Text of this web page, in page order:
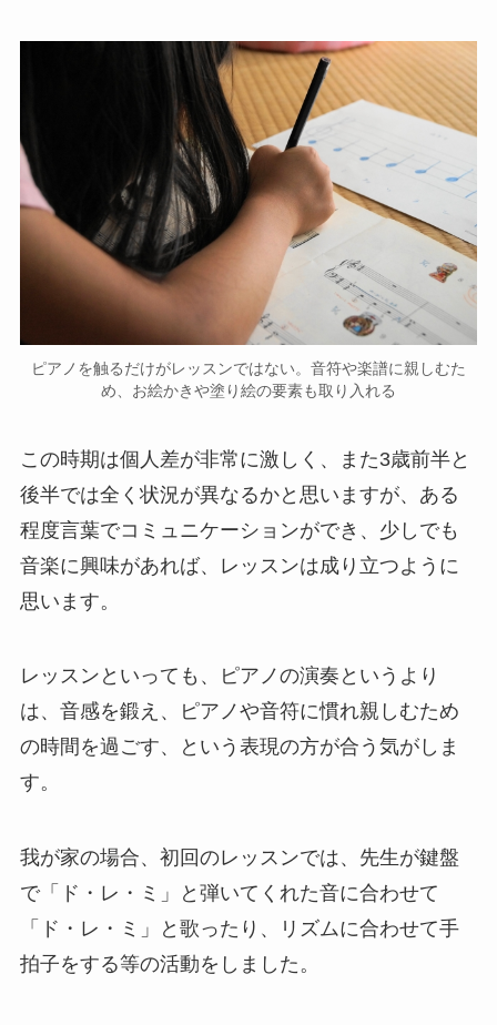
ピアノを触るだけがレッスンではない。音符や楽譜に親しむた
め、お絵かきや塗り絵の要素も取り入れる
この時期は個人差が非常に激しく、また3歳前半と
後半では全く状況が異なるかと思いますが、ある
程度言葉でコミュニケーションができ、少しでも
音楽に興味があれば、レッスンは成り立つように
思います。
レッスンといっても、ピアノの演奏というより
は、音感を鍛え、ピアノや音符に慣れ親しむため
の時間を過ごす、という表現の方が合う気がしま
す。
我が家の場合、初回のレッスンでは、先生が鍵盤
で「ド・レ・ミ」と弾いてくれた音に合わせて
「ド・レ・ミ」と歌ったり、リズムに合わせて手
拍子をする等の活動をしました。